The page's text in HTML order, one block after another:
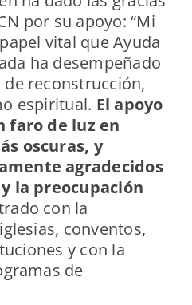
por su apoyo: “Mi
vital que Ayuda
ha desempeñado
reconstrucción,
espiritual. El apoyo
faro de luz en
oscuras, y
agradecidos
la preocupación
con la
conventos,
y con la
de